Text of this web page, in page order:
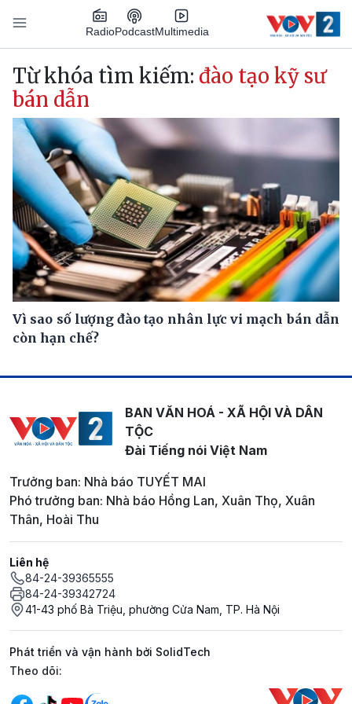
Nhảy đến nội dung
RadioPodcastMultimedia
Main navigation
Từ khóa tìm kiếm: đào tạo kỹ sư
bán dẫn
Vì sao số lượng đào tạo nhân lực vi mạch bán dẫn
còn hạn chế?
BAN VĂN HOÁ - XÃ HỘI VÀ DÂN
TỘC
Đài Tiếng nói Việt Nam
Trưởng ban: Nhà báo TUYẾT MAI
Phó trưởng ban: Nhà báo Hồng Lan, Xuân Thọ, Xuân
Thân, Hoài Thu
Liên hệ
84-24-39365555
84-24-39342724
41-43 phố Bà Triệu, phường Cửa Nam, TP. Hà Nội
Phát triển và vận hành bởi SolidTech
Mạng xã hội
Theo dõi: